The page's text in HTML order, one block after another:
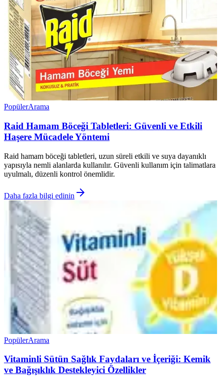
PopülerArama
Raid Hamam Böceği Tabletleri: Güvenli ve Etkili
Haşere Mücadele Yöntemi
Raid hamam böceği tabletleri, uzun süreli etkili ve suya dayanıklı
yapısıyla nemli alanlarda kullanılır. Güvenli kullanım için talimatlara
uyulmalı, düzenli kontrol önemlidir.
Daha fazla bilgi edinin
PopülerArama
Vitaminli Sütün Sağlık Faydaları ve İçeriği: Kemik
ve Bağışıklık Destekleyici Özellikler